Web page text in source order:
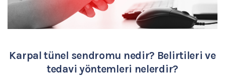
Karpal tünel sendromu nedir? Belirtileri ve
tedavi yöntemleri nelerdir?